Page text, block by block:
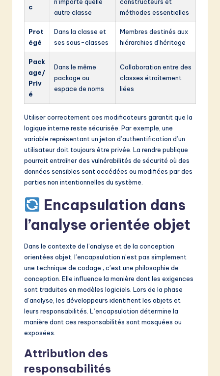
c
autre classe
méthodes essentielles
Prot
égé
Dans la classe et
ses sous-classes
Membres destinés aux
hiérarchies d’héritage
Pack
age/
Priv
é
Dans le même
package ou
espace de noms
Collaboration entre des
classes étroitement
liées
Utiliser correctement ces modificateurs garantit que la
logique interne reste sécurisée. Par exemple, une
variable représentant un jeton d’authentification d’un
utilisateur doit toujours être privée. La rendre publique
pourrait entraîner des vulnérabilités de sécurité où des
données sensibles sont accédées ou modifiées par des
parties non intentionnelles du système.
Encapsulation dans
l’analyse orientée objet
Dans le contexte de l’analyse et de la conception
orientées objet, l’encapsulation n’est pas simplement
une technique de codage ; c’est une philosophie de
conception. Elle influence la manière dont les exigences
sont traduites en modèles logiciels. Lors de la phase
d’analyse, les développeurs identifient les objets et
leurs responsabilités. L’encapsulation détermine la
manière dont ces responsabilités sont masquées ou
exposées.
Attribution des
responsabilités